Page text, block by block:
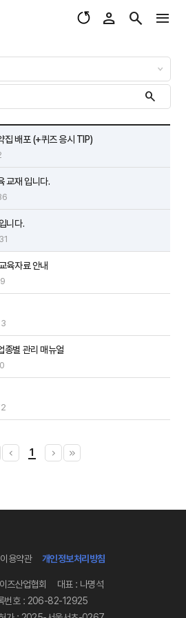
집 배포 (+퀴즈 응시 TIP)
교재 입니다.
니다.
31
육자료 안내
별 관리 매뉴얼
keyboard_arrow_left 1 keyboard_arrow_right keyboard_double_arrow_right
이용약관 개인정보처리방침
즈산업협회
대표 : 나명석
번호 : 206-82-12925